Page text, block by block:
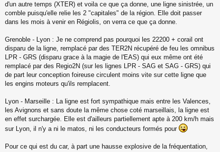
e
n
o
u
d'un autre temps (XTER) et voila ce que ça donne, une ligne sinistrée, un
comble puisqu'elle relie les 2 "capitales" de la région. Elle doit passer
dans les mois à venir en Régiolis, on verra ce que ça donne.
Grenoble - Lyon : Je ne comprend pas pourquoi les 22200 + corail ont
disparu de la ligne, remplacé par des TER2N récupéré de feu les omnibus
LPR - GRS (disparu grace à la magie de l'EAS) qui eux même ont été
remplacé par des Regio2N (sur les lignes LPR - SAG et SAG - GRS) qui
de part leur conception foireuse circulent moins vite sur cette ligne que
les engins moteurs qu'ils remplacent.
Lyon - Marseille : La ligne est fort sympathique mais entre les Valences,
les Avignons et sans doute la même chose coté marseillais, la ligne est
en effet surchargée. Elle est d'ailleurs partiellement apte à 200 km/h mais
sur Lyon, il n'y a ni le matos, ni les conducteurs formés pour
Pour ce qui est du car, à part une hausse explosive de la fréquentation,